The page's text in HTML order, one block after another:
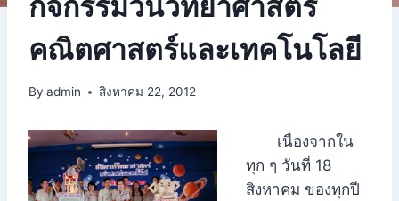
คณิตศาสตร์และเทคโนโลยี
By admin สิงหาคม 22, 2012
เนื่องจากใน
ทุก ๆ วันที่ 18
สิงหาคม ของทุกปี